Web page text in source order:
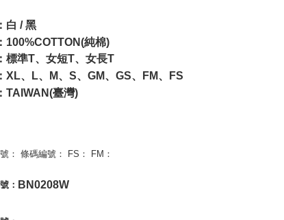
白 / 黑
100%COTTON(純棉)
標準T、女短T、女長T
XL、L、M、S、GM、GS、FM、FS
TAIWAN(臺灣)
： 條碼編號： FS： FM：
： BN0208W